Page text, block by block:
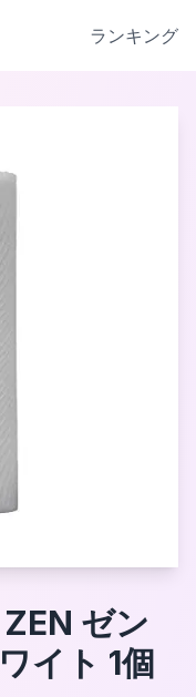
ランキング
ゼン
イト 1個